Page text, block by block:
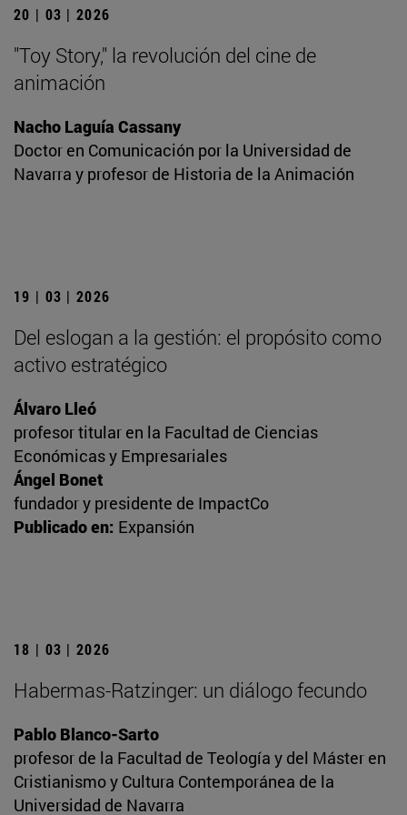
20 | 03 | 2026
"Toy Story," la revolución del cine de
animación
Nacho Laguía Cassany
Doctor en Comunicación por la Universidad de
Navarra y profesor de Historia de la Animación
19 | 03 | 2026
Del eslogan a la gestión: el propósito como
activo estratégico
Álvaro Lleó
profesor titular en la Facultad de Ciencias
Económicas y Empresariales
Ángel Bonet
fundador y presidente de ImpactCo
Publicado en: Expansión
18 | 03 | 2026
Habermas-Ratzinger: un diálogo fecundo
Pablo Blanco-Sarto
profesor de la Facultad de Teología y del Máster en
Cristianismo y Cultura Contemporánea de la
Universidad de Navarra